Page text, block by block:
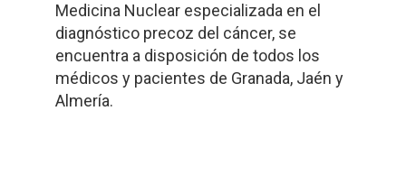
Medicina Nuclear especializada en el
diagnóstico precoz del cáncer, se
encuentra a disposición de todos los
médicos y pacientes de Granada, Jaén y
Almería.